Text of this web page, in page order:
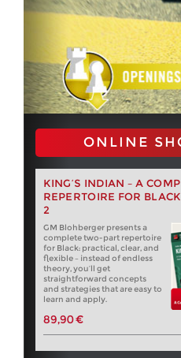
ONLINE
KING’S INDIAN – A
REPERTOIRE FOR
2
GM Blohberger presents a
complete two-part repertoire
for Black: practical, clear, and
flexible – instead of endless
theory, you’ll get
straightforward concepts
and strategies that are easy to
learn and apply.
89,90 €